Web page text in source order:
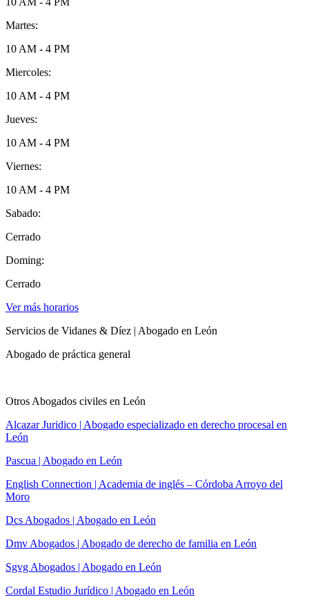
Martes:
10 AM - 4 PM
Miercoles:
10 AM - 4 PM
Jueves:
10 AM - 4 PM
Viernes:
10 AM - 4 PM
Sabado:
Cerrado
Doming:
Cerrado
Ver más horarios
Servicios de Vidanes & Díez | Abogado en León
Abogado de práctica general
Otros Abogados civiles en León
Alcazar Juridico | Abogado especializado en derecho procesal en
León
Pascua | Abogado en León
English Connection | Academia de inglés – Córdoba Arroyo del
Moro
Dcs Abogados | Abogado en León
Dmv Abogados | Abogado de derecho de familia en León
Sgvg Abogados | Abogado en León
Cordal Estudio Jurídico | Abogado en León